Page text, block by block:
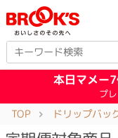
本日マメー
プ
TOP ドリップバッ